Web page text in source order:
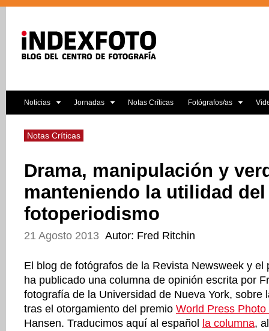
Noticias Jornadas Notas Críticas Fotógrafos/as
Notas Críticas
Drama, manipulación y
manteniendo la utilidad del
fotoperiodismo
21 Agosto 2013 Autor: Fred Ritchin
El blog de fotógrafos de la Revista Newsweek y el
ha publicado una columna de opinión escrita por
fotografía de la Universidad de Nueva York, sobre
tras el otorgamiento del premio World Press Photo
Hansen. Traducimos aquí al español
la columna,